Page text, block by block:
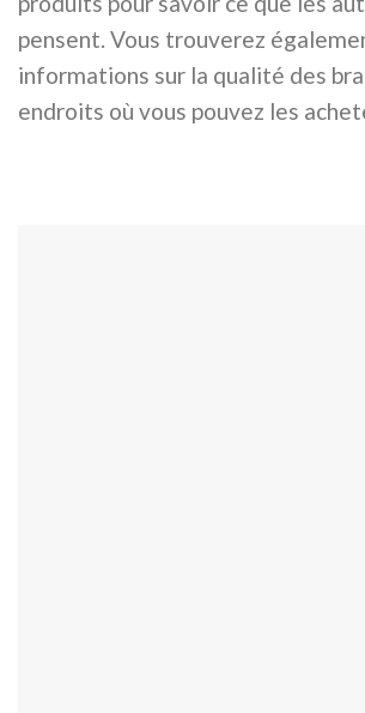
pensent. Vous trouverez
informations sur la qualité des
endroits où vous pouvez les